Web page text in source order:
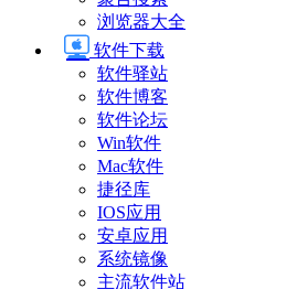
浏览器大全
软件下载
软件驿站
软件博客
软件论坛
Win软件
Mac软件
捷径库
IOS应用
安卓应用
系统镜像
主流软件站